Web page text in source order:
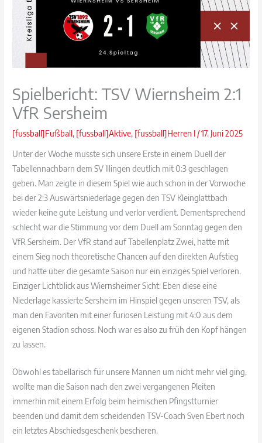
Spielbericht: TSV Wiernsheim 2:1
VfR Sersheim
[fussball]Fußball, [fussball]Aktive, [fussball]Herren I /17. Juni 2025
Unter der Woche musste sich unsere Erste in einem Duell der
Tabellennachbarn dem SV Illingen deutlich mit 0:3 geschlagen
geben. Man zeigte in diesem Spiel wie auch schon in der Vorwoche
bei der 2:3 Auswärtsniederlage gegen den TSV Kleinglattbach
wieder keine gute Leistung und verlor verdient. Dementsprechend
schlecht war die Stimmung vor dem Duell am Sonntag gegen den
VfR Sersheim. Der VfR stand auf Tabellenplatz Zwei, hatte mit
einem Sieg noch theoretische Chancen auf den direkten Aufstieg
und hatte über die gesamte Saison nur ein einziges Spiel verloren.
Einziger Lichtblick aus Wiernsheimer Sicht: Eben diese eine
Niederlage kassierte Sersheim im Hinspiel gegen unseren TSV, als
man den Favoriten mit einer furiosen Leistung mit 4:0 aus dem
eigenen Stadion schoss. Noch war es also zu früh den Kopf hängen
zu lassen.
Obwohl es tabellarisch für unsere Mannen um nicht mehr viel ging,
wollte man die Saison nach den zwei vergangenen Pleiten
immerhin mit einem Erfolg beim heimischen Pfingstturnier
beenden und damit dem scheidenden TSV-Coach Sven Ebert noch
ein letztes Abschiedsgeschenk bescheren.